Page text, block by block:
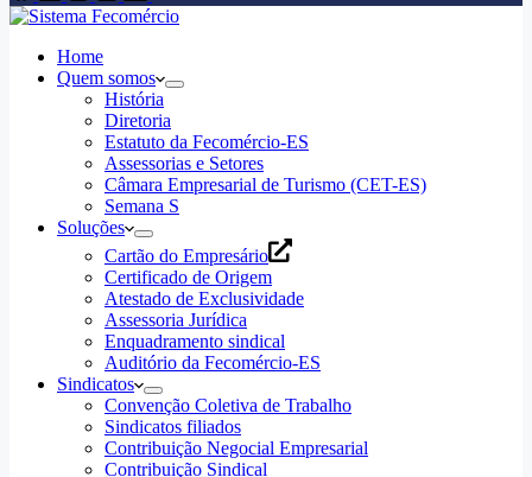
Home
Quem somos
História
Diretoria
Estatuto da Fecomércio-ES
Assessorias e Setores
Câmara Empresarial de Turismo (CET-ES)
Semana S
Soluções
Cartão do Empresário
Certificado de Origem
Atestado de Exclusividade
Assessoria Jurídica
Enquadramento sindical
Auditório da Fecomércio-ES
Sindicatos
Convenção Coletiva de Trabalho
Sindicatos filiados
Contribuição Negocial Empresarial
Contribuição Sindical